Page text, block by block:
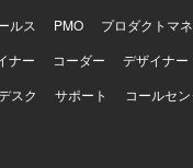
ルス PMO
プロダクトマ
ナー コーダー
デザイナー
スク サポート コールセ